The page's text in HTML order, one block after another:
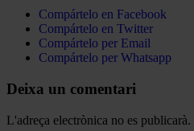
Compártelo en Facebook
Compártelo en Twitter
Compártelo per Email
Compártelo per Whatsapp
Deixa un comentari
L'adreça electrònica no es publicarà.